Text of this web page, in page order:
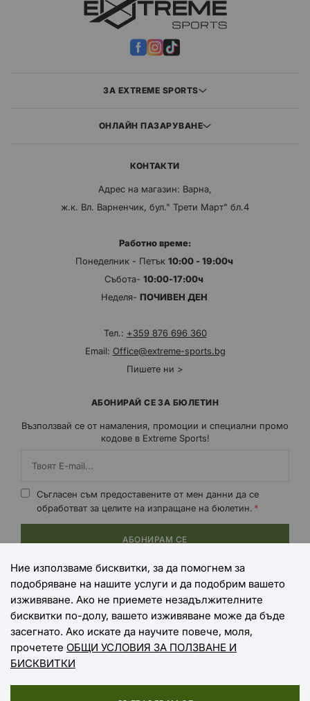
ЗА EXTREME SPORTS
ОНЛАЙН ПАЗАРУВАНЕ
КОНТАКТИ
Адрес на магазин: Варна,
ж.к. Вл. Варненчик, бул." Трети Март" бл.4
Работно време:
Понеделник - Петък 10:00 - 19:00ч
Събота- 10:00-17:00ч
Неделя- ПОЧИВЕН ДЕН
Тел.: +359 876 696 360
Email: Office@extreme-sports.bg
Пишете ни >
АБОНИРАЙ СЕ ЗА БЮЛЕТИН
Възползвай се от намаления, промоции и специални промо
кодове в Extreme Sports!
Съгласен съм предоставените от мен данни да се
обработват за целите на изпращане на бюлетин.
АБОНИРАМ СЕ
НАЧИНИ НА ПЛАЩАНЕ
НАЧИНИ НА ДОСТАВКА
Ние използваме бисквитки, за да помогнем за
подобряване на нашите услуги и да подобрим вашето
изживяване. Ако не приемете незадължителните
бисквитки по-долу, вашето изживяване може да бъде
засегнато. Ако искате да научите повече, моля,
прочетете ОБЩИ УСЛОВИЯ ЗА ПОЛЗВАНЕ И
БИСКВИТКИ